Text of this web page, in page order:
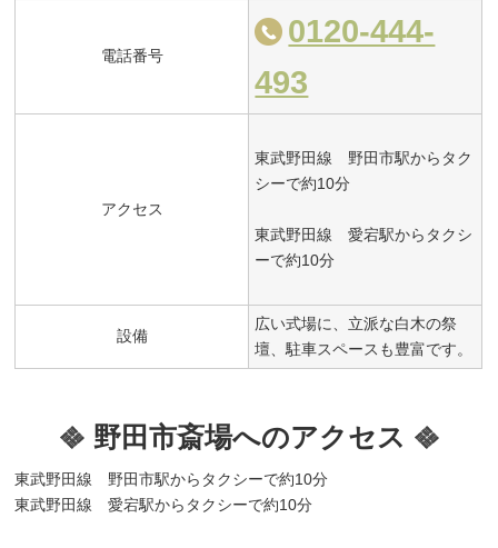
電話番号
0120-444-
493
アクセス
東武野田線 野田市駅からタク
シーで約10分
東武野田線 愛宕駅からタクシ
ーで約10分
設備
広い式場に、立派な白木の祭
壇、駐車スペースも豊富です。
野田市斎場へのアクセス
東武野田線 野田市駅からタクシーで約10分
東武野田線 愛宕駅からタクシーで約10分